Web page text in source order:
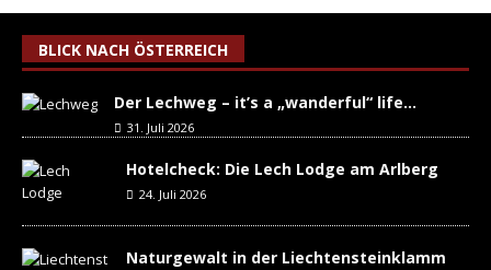
BLICK NACH ÖSTERREICH
Der Lechweg – it’s a „wanderful“ life…
31. Juli 2026
Hotelcheck: Die Lech Lodge am Arlberg
24. Juli 2026
Naturgewalt in der Liechtensteinklamm